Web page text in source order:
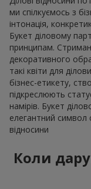
ми спілкуємось з
інтонація,
Букет діловому
принципам.
декоративного
такі квіти для
бізнес-етикету,
підкреслюють
намірів. Букет
елегантний символ
відносини
Коли